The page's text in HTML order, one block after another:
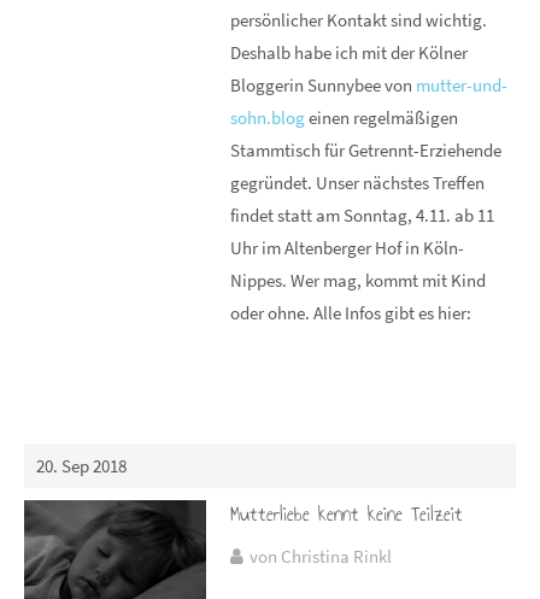
persönlicher Kontakt sind wichtig.
Deshalb habe ich mit der Kölner
Bloggerin Sunnybee von mutter-und-
sohn.blogeinen regelmäßigen
Stammtisch für Getrennt-Erziehende
gegründet. Unser nächstes Treffen
findet statt am Sonntag, 4.11. ab 11
Uhr im Altenberger Hof in Köln-
Nippes. Wer mag, kommt mit Kind
oder ohne. Alle Infos gibt es hier:
20. Sep 2018
Mutterliebe kennt keine Teilzeit
von Christina Rinkl